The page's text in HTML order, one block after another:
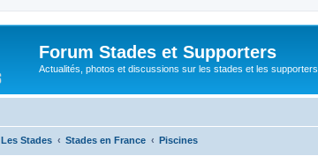
Forum Stades et Supporters
Actualités, photos et discussions sur les stades et les supporters
Les Stades Stades en France Piscines